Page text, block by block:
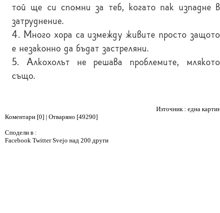
той ще си спомни за теб, когато пак изпадне в
затруднение.
4. Много хора са измежду живите просто защото
е незаконно да бъдат застреляни.
5. Алкохолът не решава проблемите, млякото
също.
Източник : една
Коментари [0] | Отваряно [49290]
Сподели в :
Facebook TwitterSvejo над 200 други